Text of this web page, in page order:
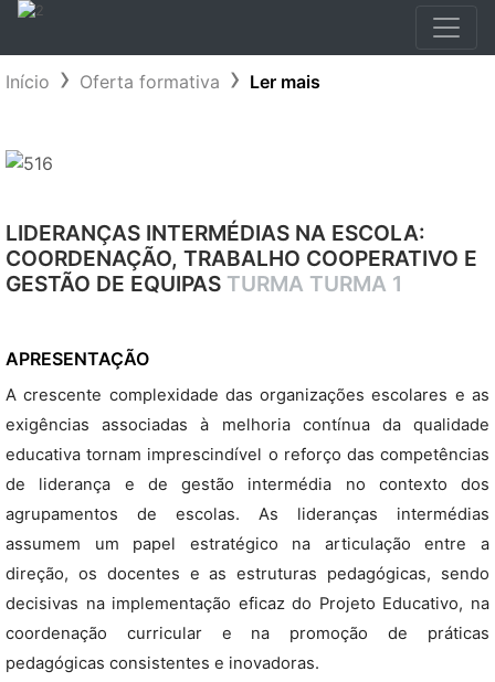
Início Oferta formativa Ler mais
LIDERANÇAS INTERMÉDIAS NA ESCOLA:
COORDENAÇÃO, TRABALHO COOPERATIVO E
GESTÃO DE EQUIPAS TURMA TURMA 1
APRESENTAÇÃO
A crescente complexidade das organizações escolares e as
exigências associadas à melhoria contínua da qualidade
educativa tornam imprescindível o reforço das competências
de liderança e de gestão intermédia no contexto dos
agrupamentos de escolas. As lideranças intermédias
assumem um papel estratégico na articulação entre a
direção, os docentes e as estruturas pedagógicas, sendo
decisivas na implementação eficaz do Projeto Educativo, na
coordenação curricular e na promoção de práticas
pedagógicas consistentes e inovadoras.